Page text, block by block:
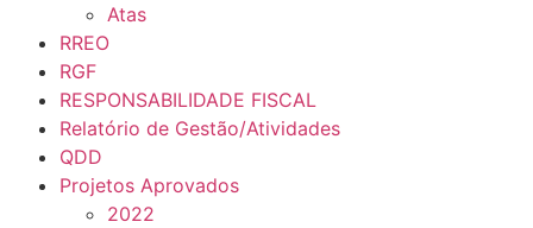
Atas
RREO
RGF
RESPONSABILIDADE FISCAL
Relatório de Gestão/Atividades
QDD
Projetos Aprovados
2022